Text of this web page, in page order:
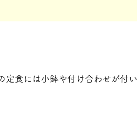
定食には小鉢や付け合わせが付い